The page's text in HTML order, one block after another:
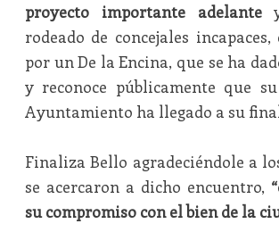
proyecto importante adelante
rodeado de concejales incapaces,
por un De la Encina, que se ha
y reconoce públicamente que
Ayuntamiento ha llegado a su
Finaliza Bello agradeciéndole a
se acercaron a dicho encuentro,
su compromiso con el bien de la